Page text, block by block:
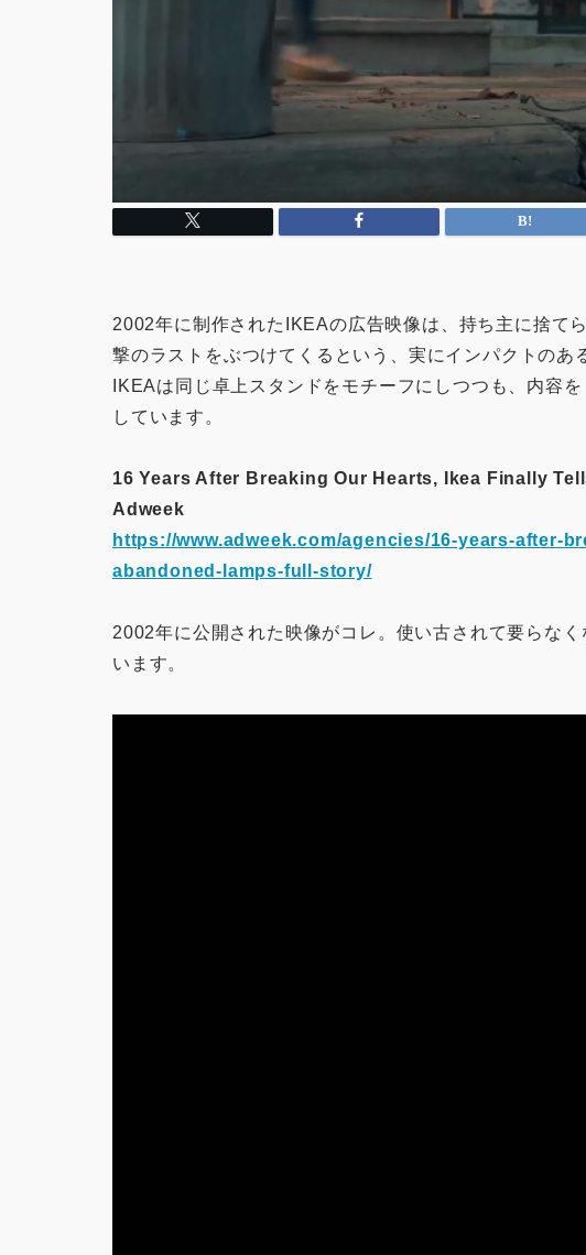
2002年に制作されたIKEAの広告映像は、持ち主に捨て
撃のラストをぶつけてくるという、実にインパクトのあ
IKEAは同じ卓上スタンドをモチーフにしつつも、内容
しています。
16 Years After Breaking Our Hearts, Ikea Finally
Adweek
https://www.adweek.com/agencies/16-years-after-
abandoned-lamps-full-story/
2002年に公開された映像がコレ。使い古されて要らな
います。